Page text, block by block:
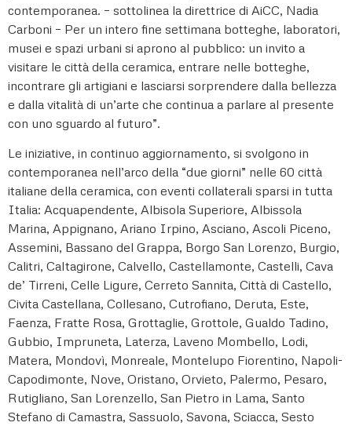
contemporanea. – sottolinea la direttrice di AiCC, Nadia
Carboni – Per un intero fine settimana botteghe, laboratori,
musei e spazi urbani si aprono al pubblico: un invito a
visitare le città della ceramica, entrare nelle botteghe,
incontrare gli artigiani e lasciarsi sorprendere dalla bellezza
e dalla vitalità di un’arte che continua a parlare al presente
con uno sguardo al futuro”.
Le iniziative, in continuo aggiornamento, si svolgono in
contemporanea nell’arco della “due giorni” nelle 60 città
italiane della ceramica, con eventi collaterali sparsi in tutta
Italia: Acquapendente, Albisola Superiore, Albissola
Marina, Appignano, Ariano Irpino, Asciano, Ascoli Piceno,
Assemini, Bassano del Grappa, Borgo San Lorenzo, Burgio,
Calitri, Caltagirone, Calvello, Castellamonte, Castelli, Cava
de’ Tirreni, Celle Ligure, Cerreto Sannita, Città di Castello,
Civita Castellana, Collesano, Cutrofiano, Deruta, Este,
Faenza, Fratte Rosa, Grottaglie, Grottole, Gualdo Tadino,
Gubbio, Impruneta, Laterza, Laveno Mombello, Lodi,
Matera, Mondovì, Monreale, Montelupo Fiorentino, Napoli-
Capodimonte, Nove, Oristano, Orvieto, Palermo, Pesaro,
Rutigliano, San Lorenzello, San Pietro in Lama, Santo
Stefano di Camastra, Sassuolo, Savona, Sciacca, Sesto